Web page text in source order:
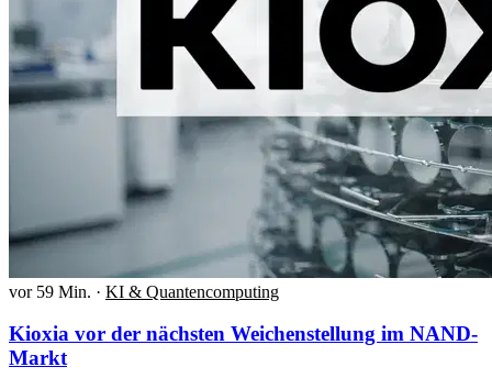
vor 59 Min. · KI & Quantencomputing
Kioxia vor der nächsten Weichenstellung im NAND-
Markt